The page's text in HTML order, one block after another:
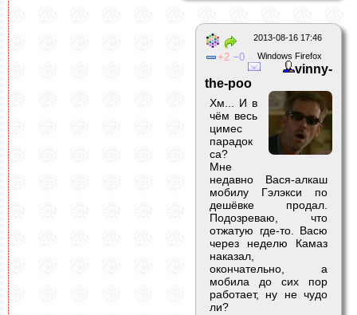
2013-08-16 17:46
Windows Firefox
2 0
vinny-
the-poo
Хм... И в
чём весь
цимес
парадок
са?
Мне
недавно Вася-алкаш
мобилу Гэлэкси по
дешёвке продал.
Подозреваю, что
отжатую где-то. Васю
через неделю Камаз
наказал,
окончательно, а
мобила до сих пор
работает, ну не чудо
ли?